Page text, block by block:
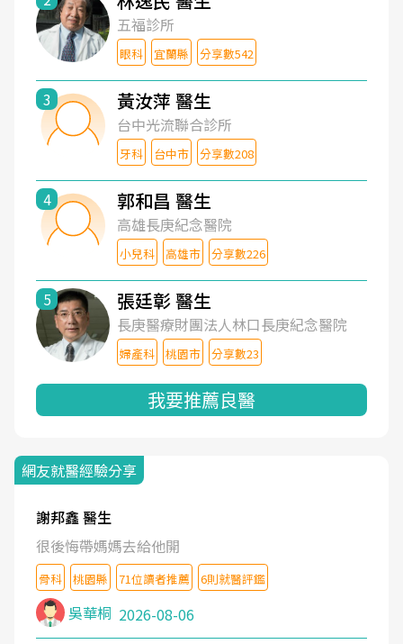
五福診所
眼科 宜蘭縣 分享數542
3 黃汝萍 醫生
台中光流聯合診所
牙科 台中市 分享數208
4 郭和昌 醫生
高雄長庚紀念醫院
小兒科 高雄市 分享數226
5 張廷彰 醫生
長庚醫療財團法人林口長庚紀念醫院
婦產科 桃園市 分享數23
我要推薦良醫
網友就醫經驗分享
謝邦鑫 醫生
很後悔帶媽媽去給他開
骨科 桃園縣 71位讀者推薦 6則就醫評鑑
吳華桐 2026-08-06